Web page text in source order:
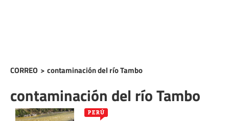
CORREO > contaminación del río Tambo
contaminación del río Tambo
PERÚ